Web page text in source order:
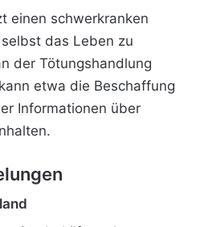
einen schwerkranken
das Leben zu
der Tötungshandlung
etwa die Beschaffung
Informationen über